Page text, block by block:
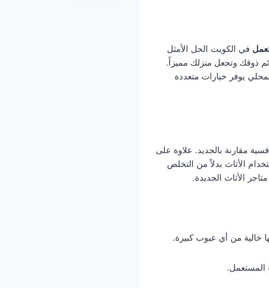
في الكويت الحل الأمثل
ذوقك وتجعل منزلك مميزاً.
يوفر خيارات متعددة
مقارنة بالجديد. علاوة على
الأثاث بدلاً من التخلص
الأثاث الجديدة.
خالية من أي عيوب كبيرة.
المستعمل.